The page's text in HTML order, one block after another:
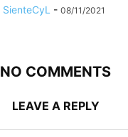
SienteCyL - 08/11/2021
NO COMMENTS
LEAVE A REPLY